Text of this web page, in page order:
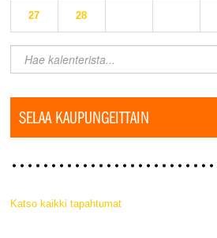
27 28
SELAA KAUPUNGEITTAIN
Katso kaikki tapahtumat